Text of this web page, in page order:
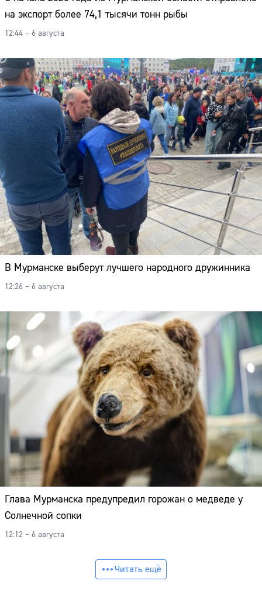
на экспорт более 74,1 тысячи тонн рыбы
12:44 – 6 августа
В Мурманске выберут лучшего народного дружинника
12:26 – 6 августа
Глава Мурманска предупредил горожан о медведе у
Солнечной сопки
12:12 – 6 августа
Читать ещё